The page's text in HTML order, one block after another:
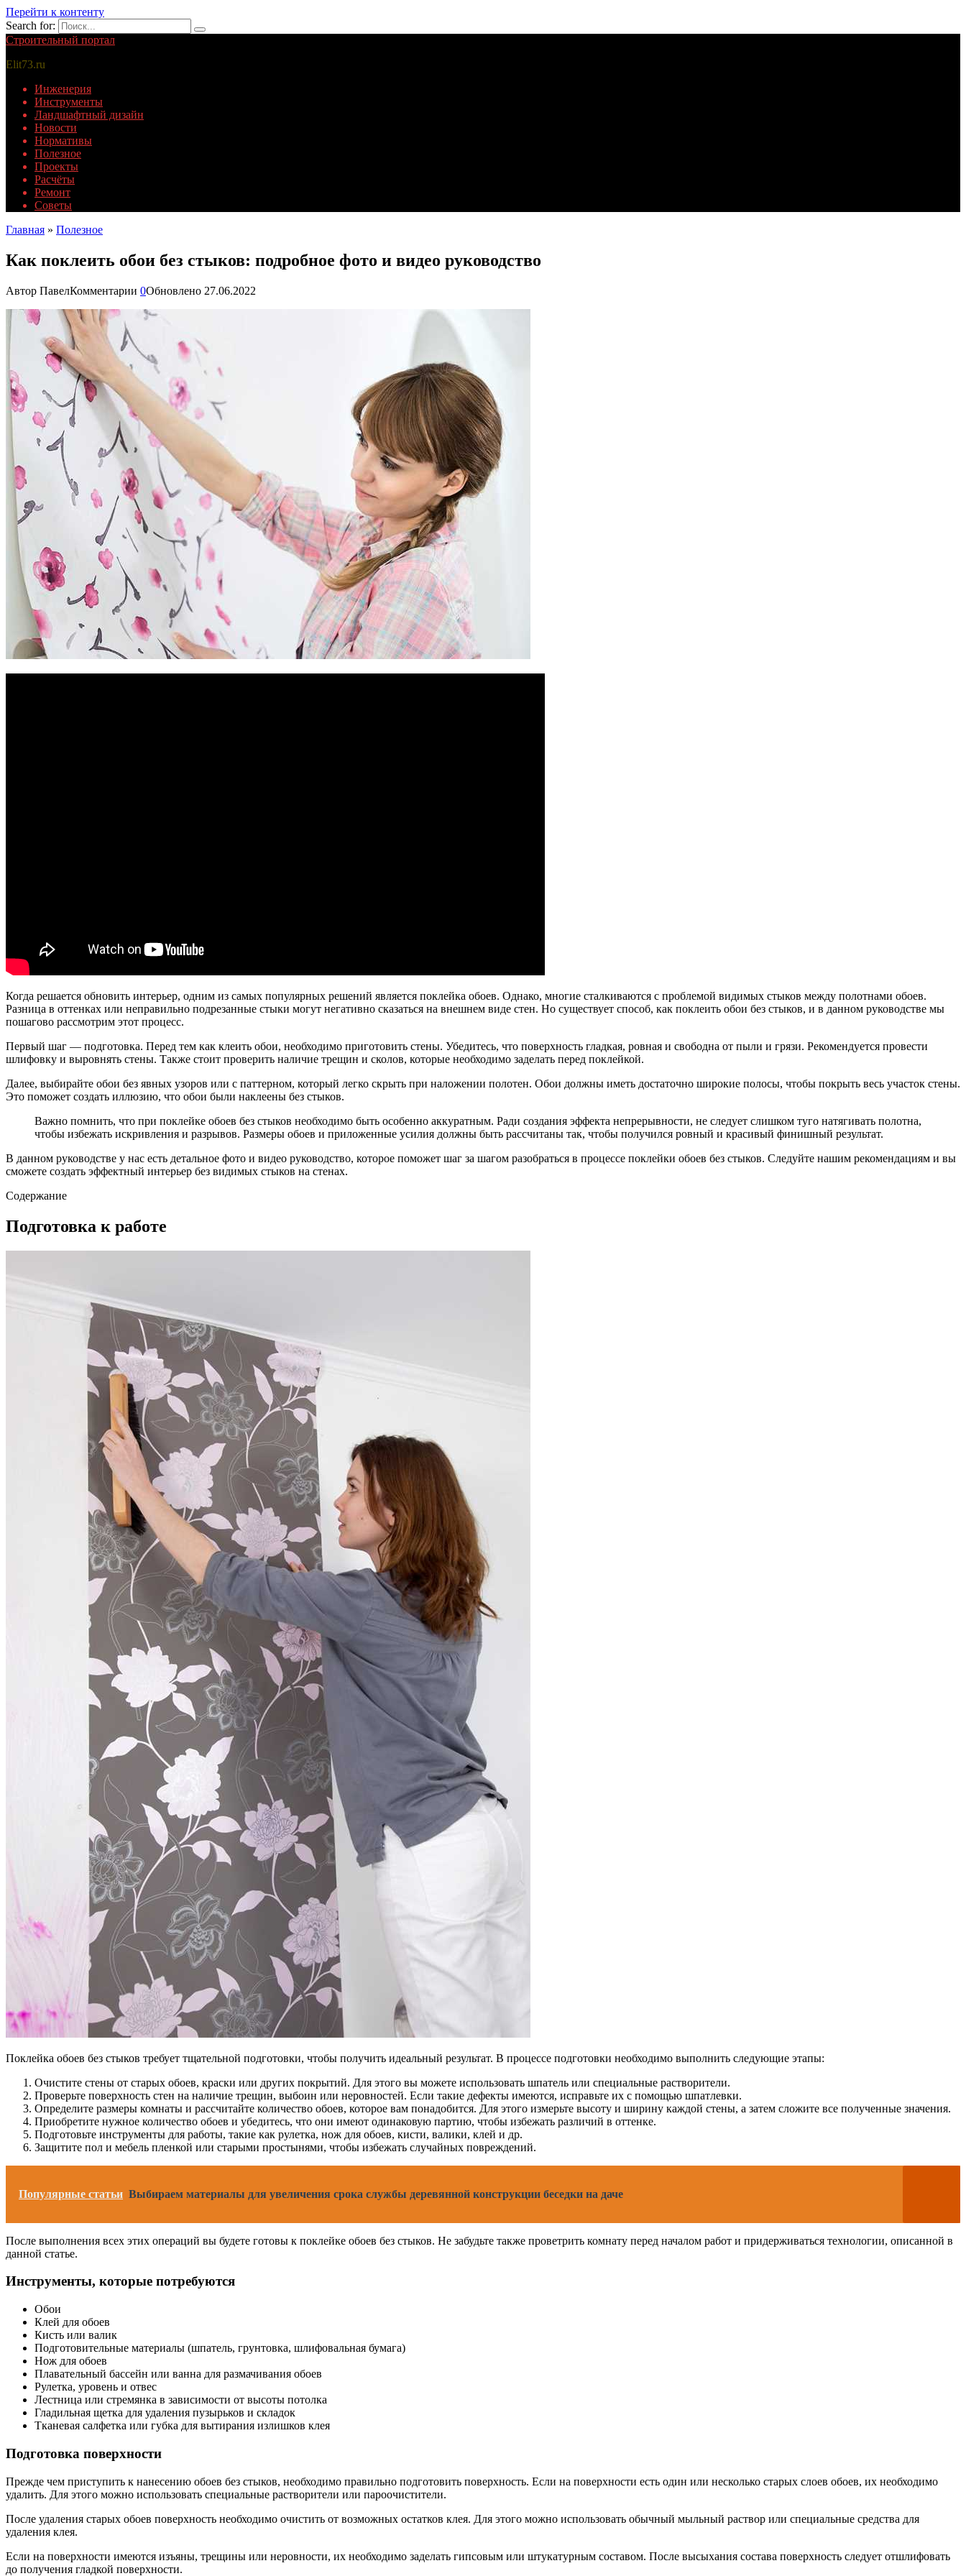
Перейти к контенту
Search for:
Строительный портал
Elit73.ru
Инженерия
Инструменты
Ландшафтный дизайн
Новости
Нормативы
Полезное
Проекты
Расчёты
Ремонт
Советы
Главная » Полезное
Как поклеить обои без стыков: подробное фото и видео руководство
Автор ПавелКомментарии 0Обновлено 27.06.2022
Когда решается обновить интерьер, одним из самых популярных решений является поклейка обоев. Однако, многие сталкиваются с проблемой видимых стыков между полотнами обоев.
Разница в оттенках или неправильно подрезанные стыки могут негативно сказаться на внешнем виде стен. Но существует способ, как поклеить обои без стыков, и в данном руководстве мы
пошагово рассмотрим этот процесс.
Первый шаг — подготовка. Перед тем как клеить обои, необходимо приготовить стены. Убедитесь, что поверхность гладкая, ровная и свободна от пыли и грязи. Рекомендуется провести
шлифовку и выровнять стены. Также стоит проверить наличие трещин и сколов, которые необходимо заделать перед поклейкой.
Далее, выбирайте обои без явных узоров или с паттерном, который легко скрыть при наложении полотен. Обои должны иметь достаточно широкие полосы, чтобы покрыть весь участок стены.
Это поможет создать иллюзию, что обои были наклеены без стыков.
Важно помнить, что при поклейке обоев без стыков необходимо быть особенно аккуратным. Ради создания эффекта непрерывности, не следует слишком туго натягивать полотна,
чтобы избежать искривления и разрывов. Размеры обоев и приложенные усилия должны быть рассчитаны так, чтобы получился ровный и красивый финишный результат.
В данном руководстве у нас есть детальное фото и видео руководство, которое поможет шаг за шагом разобраться в процессе поклейки обоев без стыков. Cледуйте нашим рекомендациям и вы
сможете создать эффектный интерьер без видимых стыков на стенах.
Содержание
Подготовка к работе
Поклейка обоев без стыков требует тщательной подготовки, чтобы получить идеальный результат. В процессе подготовки необходимо выполнить следующие этапы:
Очистите стены от старых обоев, краски или других покрытий. Для этого вы можете использовать шпатель или специальные растворители.
Проверьте поверхность стен на наличие трещин, выбоин или неровностей. Если такие дефекты имеются, исправьте их с помощью шпатлевки.
Определите размеры комнаты и рассчитайте количество обоев, которое вам понадобится. Для этого измерьте высоту и ширину каждой стены, а затем сложите все полученные значения.
Приобретите нужное количество обоев и убедитесь, что они имеют одинаковую партию, чтобы избежать различий в оттенке.
Подготовьте инструменты для работы, такие как рулетка, нож для обоев, кисти, валики, клей и др.
Защитите пол и мебель пленкой или старыми простынями, чтобы избежать случайных повреждений.
Популярные статьи Выбираем материалы для увеличения срока службы деревянной конструкции беседки на даче
После выполнения всех этих операций вы будете готовы к поклейке обоев без стыков. Не забудьте также проветрить комнату перед началом работ и придерживаться технологии, описанной в
данной статье.
Инструменты, которые потребуются
Обои
Клей для обоев
Кисть или валик
Подготовительные материалы (шпатель, грунтовка, шлифовальная бумага)
Нож для обоев
Плавательный бассейн или ванна для размачивания обоев
Рулетка, уровень и отвес
Лестница или стремянка в зависимости от высоты потолка
Гладильная щетка для удаления пузырьков и складок
Тканевая салфетка или губка для вытирания излишков клея
Подготовка поверхности
Прежде чем приступить к нанесению обоев без стыков, необходимо правильно подготовить поверхность. Если на поверхности есть один или несколько старых слоев обоев, их необходимо
удалить. Для этого можно использовать специальные растворители или пароочистители.
После удаления старых обоев поверхность необходимо очистить от возможных остатков клея. Для этого можно использовать обычный мыльный раствор или специальные средства для
удаления клея.
Если на поверхности имеются изъяны, трещины или неровности, их необходимо заделать гипсовым или штукатурным составом. После высыхания состава поверхность следует отшлифовать
до получения гладкой поверхности.